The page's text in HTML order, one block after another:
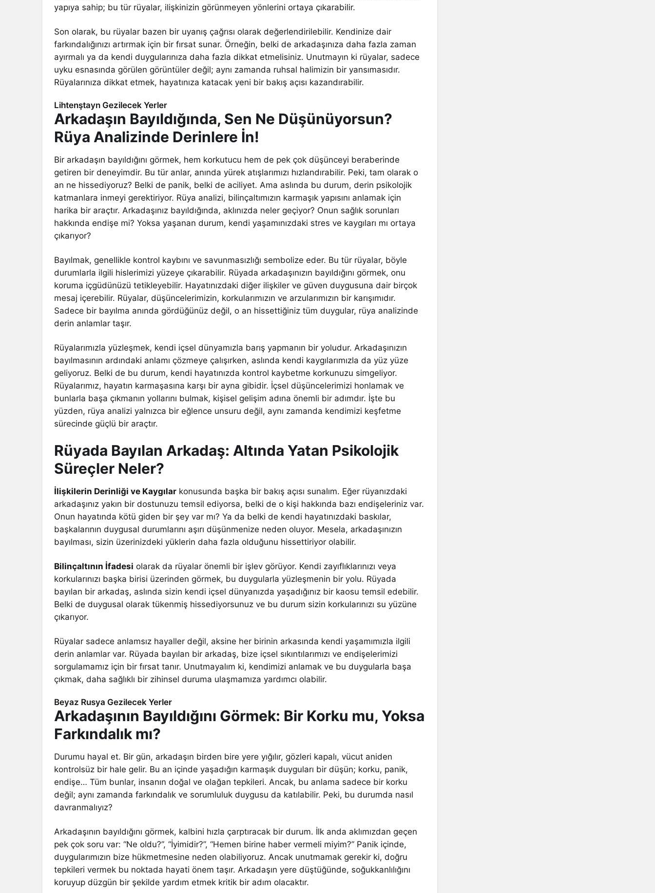
yapıya sahip; bu tür rüyalar, ilişkinizin görünmeyen yönlerini ortaya çıkarabilir.
Son olarak, bu rüyalar bazen bir uyanış çağrısı olarak değerlendirilebilir. Kendinize dair
farkındalığınızı artırmak için bir fırsat sunar. Örneğin, belki de arkadaşınıza daha fazla zaman
ayırmalı ya da kendi duygularınıza daha fazla dikkat etmelisiniz. Unutmayın ki rüyalar, sadece
uyku esnasında görülen görüntüler değil; aynı zamanda ruhsal halimizin bir yansımasıdır.
Rüyalarınıza dikkat etmek, hayatınıza katacak yeni bir bakış açısı kazandırabilir.
Lihtenştayn Gezilecek Yerler
Arkadaşın Bayıldığında, Sen Ne Düşünüyorsun?
Rüya Analizinde Derinlere İn!
Bir arkadaşın bayıldığını görmek, hem korkutucu hem de pek çok düşünceyi beraberinde
getiren bir deneyimdir. Bu tür anlar, anında yürek atışlarımızı hızlandırabilir. Peki, tam olarak o
an ne hissediyoruz? Belki de panik, belki de aciliyet. Ama aslında bu durum, derin psikolojik
katmanlara inmeyi gerektiriyor. Rüya analizi, bilinçaltımızın karmaşık yapısını anlamak için
harika bir araçtır. Arkadaşınız bayıldığında, aklınızda neler geçiyor? Onun sağlık sorunları
hakkında endişe mi? Yoksa yaşanan durum, kendi yaşamınızdaki stres ve kaygıları mı ortaya
çıkarıyor?
Bayılmak, genellikle kontrol kaybını ve savunmasızlığı sembolize eder. Bu tür rüyalar, böyle
durumlarla ilgili hislerimizi yüzeye çıkarabilir. Rüyada arkadaşınızın bayıldığını görmek, onu
koruma içgüdünüzü tetikleyebilir. Hayatınızdaki diğer ilişkiler ve güven duygusuna dair birçok
mesaj içerebilir. Rüyalar, düşüncelerimizin, korkularımızın ve arzularımızın bir karışımıdır.
Sadece bir bayılma anında gördüğünüz değil, o an hissettiğiniz tüm duygular, rüya analizinde
derin anlamlar taşır.
Rüyalarımızla yüzleşmek, kendi içsel dünyamızla barış yapmanın bir yoludur. Arkadaşınızın
bayılmasının ardındaki anlamı çözmeye çalışırken, aslında kendi kaygılarımızla da yüz yüze
geliyoruz. Belki de bu durum, kendi hayatınızda kontrol kaybetme korkunuzu simgeliyor.
Rüyalarımız, hayatın karmaşasına karşı bir ayna gibidir. İçsel düşüncelerimizi honlamak ve
bunlarla başa çıkmanın yollarını bulmak, kişisel gelişim adına önemli bir adımdır. İşte bu
yüzden, rüya analizi yalnızca bir eğlence unsuru değil, aynı zamanda kendimizi keşfetme
sürecinde güçlü bir araçtır.
Rüyada Bayılan Arkadaş: Altında Yatan Psikolojik
Süreçler Neler?
İlişkilerin Derinliği ve Kaygılar konusunda başka bir bakış açısı sunalım. Eğer rüyanızdaki
arkadaşınız yakın bir dostunuzu temsil ediyorsa, belki de o kişi hakkında bazı endişeleriniz var.
Onun hayatında kötü giden bir şey var mı? Ya da belki de kendi hayatınızdaki baskılar,
başkalarının duygusal durumlarını aşırı düşünmenize neden oluyor. Mesela, arkadaşınızın
bayılması, sizin üzerinizdeki yüklerin daha fazla olduğunu hissettiriyor olabilir.
Bilinçaltının İfadesi olarak da rüyalar önemli bir işlev görüyor. Kendi zayıflıklarınızı veya
korkularınızı başka birisi üzerinden görmek, bu duygularla yüzleşmenin bir yolu. Rüyada
bayılan bir arkadaş, aslında sizin kendi içsel dünyanızda yaşadığınız bir kaosu temsil edebilir.
Belki de duygusal olarak tükenmiş hissediyorsunuz ve bu durum sizin korkularınızı su yüzüne
çıkarıyor.
Rüyalar sadece anlamsız hayaller değil, aksine her birinin arkasında kendi yaşamımızla ilgili
derin anlamlar var. Rüyada bayılan bir arkadaş, bize içsel sıkıntılarımızı ve endişelerimizi
sorgulamamız için bir fırsat tanır. Unutmayalım ki, kendimizi anlamak ve bu duygularla başa
çıkmak, daha sağlıklı bir zihinsel duruma ulaşmamıza yardımcı olabilir.
Beyaz Rusya Gezilecek Yerler
Arkadaşının Bayıldığını Görmek: Bir Korku mu, Yoksa
Farkındalık mı?
Durumu hayal et. Bir gün, arkadaşın birden bire yere yığılır, gözleri kapalı, vücut aniden
kontrolsüz bir hale gelir. Bu an içinde yaşadığın karmaşık duyguları bir düşün; korku, panik,
endişe… Tüm bunlar, insanın doğal ve olağan tepkileri. Ancak, bu anlama sadece bir korku
değil; aynı zamanda farkındalık ve sorumluluk duygusu da katılabilir. Peki, bu durumda nasıl
davranmalıyız?
Arkadaşının bayıldığını görmek, kalbini hızla çarptıracak bir durum. İlk anda aklımızdan geçen
pek çok soru var: “Ne oldu?”, “İyimidir?”, “Hemen birine haber vermeli miyim?” Panik içinde,
duygularımızın bize hükmetmesine neden olabiliyoruz. Ancak unutmamak gerekir ki, doğru
tepkileri vermek bu noktada hayati önem taşır. Arkadaşın yere düştüğünde, soğukkanlılığını
koruyup düzgün bir şekilde yardım etmek kritik bir adım olacaktır.